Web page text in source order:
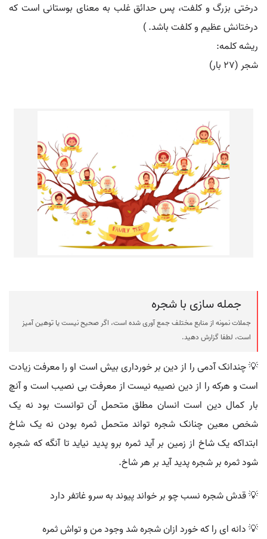
درختی بزرگ و کلفت، پس حدائق غلب به معنای بوستانی است که
درختانش عظیم و کلفت باشد. )
ریشه کلمه:
شجر (۲۷ بار)
جمله سازی با شجره
جملات نمونه از منابع مختلف جمع آوری شده است، اگر صحیح نیست یا توهین آمیز
است، لطفا گزارش دهید.
💡 چندانک آدمی را از دین بر خورداری بیش است او را معرفت زیادت
است و هرکه را از دین نصیبه نیست از معرفت بی نصیب است و آنچ
بار کمال دین است انسان مطلق متحمل آن توانست بود نه یک
شخص معین چنانک شجره تواند متحمل ثمره بودن نه یک شاخ
ابتداکه یک شاخ از زمین بر آید ثمره برو پدید نیاید تا آنگه که شجره
شود ثمره بر شجره پدید آید بر هر شاخ.
💡 قدش شجره نسب چو بر خواند پیوند به سرو غاتفر دارد
💡 دانه ای را که خورد ازان شجره شد وجود من و تواش ثمره